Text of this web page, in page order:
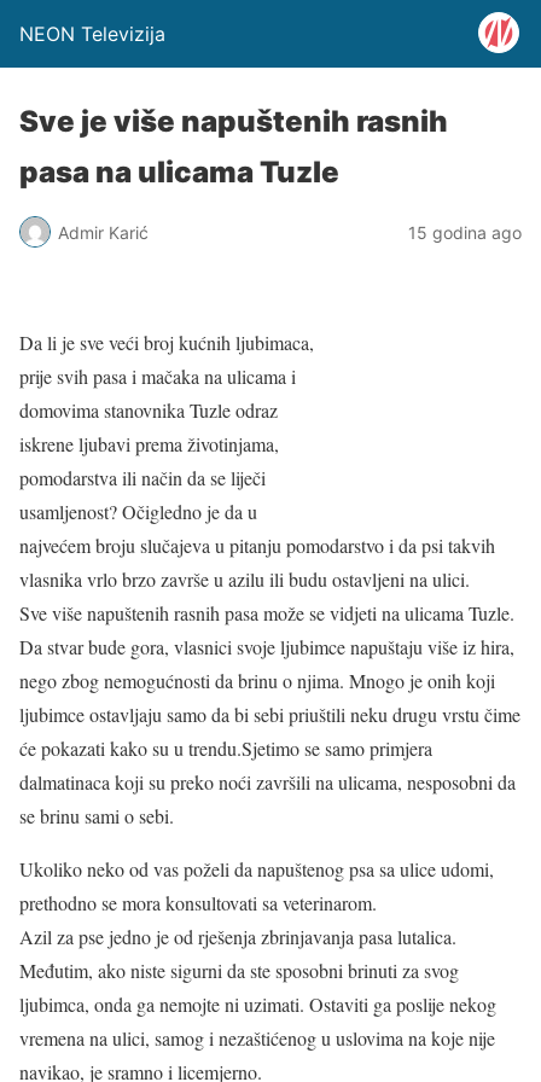
NEON Televizija
Sve je više napuštenih rasnih
pasa na ulicama Tuzle
Admir Karić 15 godina ago
Da li je sve veći broj kućnih ljubimaca,
prije svih pasa i mačaka na ulicama i
domovima stanovnika Tuzle odraz
iskrene ljubavi prema životinjama,
pomodarstva ili način da se liječi
usamljenost? Očigledno je da u
najvećem broju slučajeva u pitanju pomodarstvo i da psi takvih
vlasnika vrlo brzo završe u azilu ili budu ostavljeni na ulici.
Sve više napuštenih rasnih pasa može se vidjeti na ulicama Tuzle.
Da stvar bude gora, vlasnici svoje ljubimce napuštaju više iz hira,
nego zbog nemogućnosti da brinu o njima. Mnogo je onih koji
ljubimce ostavljaju samo da bi sebi priuštili neku drugu vrstu čime
će pokazati kako su u trendu.Sjetimo se samo primjera
dalmatinaca koji su preko noći završili na ulicama, nesposobni da
se brinu sami o sebi.
Ukoliko neko od vas poželi da napuštenog psa sa ulice udomi,
prethodno se mora konsultovati sa veterinarom.
Azil za pse jedno je od rješenja zbrinjavanja pasa lutalica.
Međutim, ako niste sigurni da ste sposobni brinuti za svog
ljubimca, onda ga nemojte ni uzimati. Ostaviti ga poslije nekog
vremena na ulici, samog i nezaštićenog u uslovima na koje nije
navikao, je sramno i licemjerno.